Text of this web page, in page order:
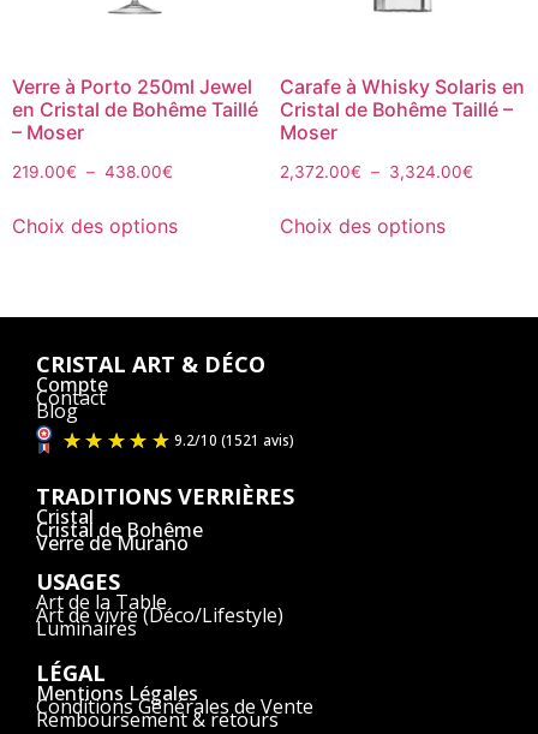
Verre à Porto 250ml Jewel
en Cristal de Bohême Taillé
– Moser
219.00€ – 438.00€
Choix des options
Carafe à Whisky Solaris en
Cristal de Bohême Taillé –
Moser
2,372.00€ – 3,324.00€
Choix des options
CRISTAL ART & DÉCO
Compte
Contact
Blog
TRADITIONS VERRIÈRES
Cristal
Cristal de Bohême
Verre de Murano
USAGES
Art de la Table
Art de vivre (Déco/Lifestyle)
Luminaires
LÉGAL
Mentions Légales
Conditions Générales de Vente
Remboursement & retours